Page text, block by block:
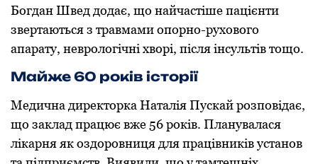
Богдан Швед додає, що найчастіше пацієнти
звертаються з травмами опорно-рухового
апарату, неврологічні хворі, після інсультів тощо.
Майже 60 років історії
Медична директорка Наталія Пускай розповідає,
що заклад працює вже 56 років. Планувалася
лікарня як оздоровниця для працівників установ